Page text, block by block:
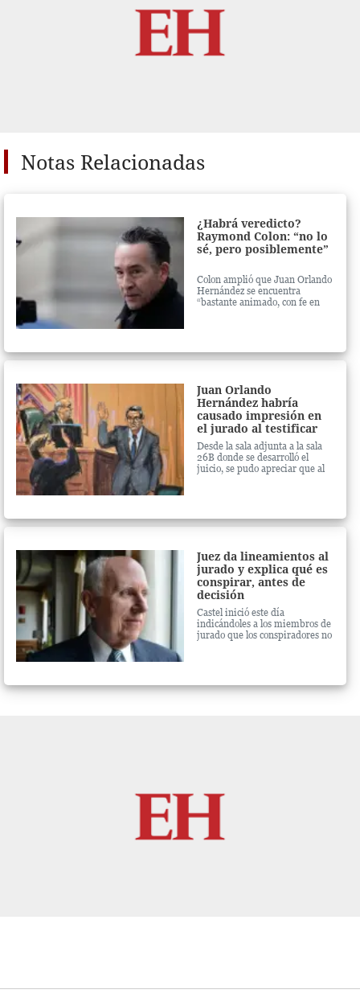
Notas Relacionadas
¿Habrá veredicto?
Raymond Colon: “no lo
sé, pero posiblemente”
Colon amplió que Juan Orlando
Hernández se encuentra
“bastante animado, con fe en
Juan Orlando
Hernández habría
causado impresión en
el jurado al testificar
en su juicio
Desde la sala adjunta a la sala
26B donde se desarrolló el
juicio, se pudo apreciar que al
Juez da lineamientos al
jurado y explica qué es
conspirar, antes de
decisión
Castel inició este día
indicándoles a los miembros de
jurado que los conspiradores no